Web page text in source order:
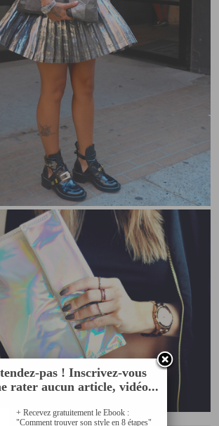
pas ! Inscrivez-vous
rater aucun article, vidéo...
+ Recevez gratuitement le Ebook :
"Comment trouver son style en 8 étapes"